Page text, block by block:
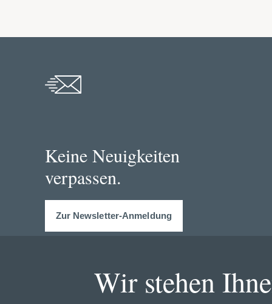
Keine Neuigkeiten
verpassen.
Zur Newsletter-Anmeldung
Wir stehen